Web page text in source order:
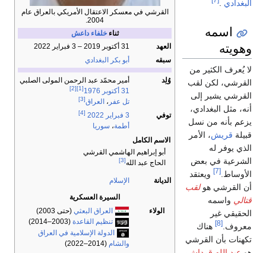
القرشي في معسكر الاعتقال الأمريكي بالعراق عام
2004.
ثناءخلفاء داعش
العهد
31 أكتوبر 2019 – 3 فبراير 2022
سبقه
أبو بكر البغدادي
وُلِد
أمير محمّد عبد الرحمن المولى الصلبي
31 أكتوبر
1976
[1]
[2]
تل عفر ، العراق[3]
توفي 3 فبراير 2022
[4]
أطمة، سوريا
الاسم الكامل
أبو إبراهيم الهاشمي القرشي
الحاج عبد الله[3]
الديانة
الإسلام
السيرة العسكرية
الولاء
العراق البعثي (حتى 2003)
تنظيم القاعدة (2003–2014)
الدولة الإسلامية في العراق
والشام (2014–2022)
البغدادي
اسمه
وهويته
لا يُعرف الكثير من
القرشي، لكن لقب
القرشي يشير إلى
أنه، مثل البغدادي،
يزعم بأنه من نسل
قبيلة قريش، الأمر
الذي يوفر له
الشرعية في بعض
الأوساط.[7]
ويعتقد
أن القرشي هولقب
قتالي واسمه
الحقيقي غير
معروف.[8]
هناك
تكهنات بأن القرشي